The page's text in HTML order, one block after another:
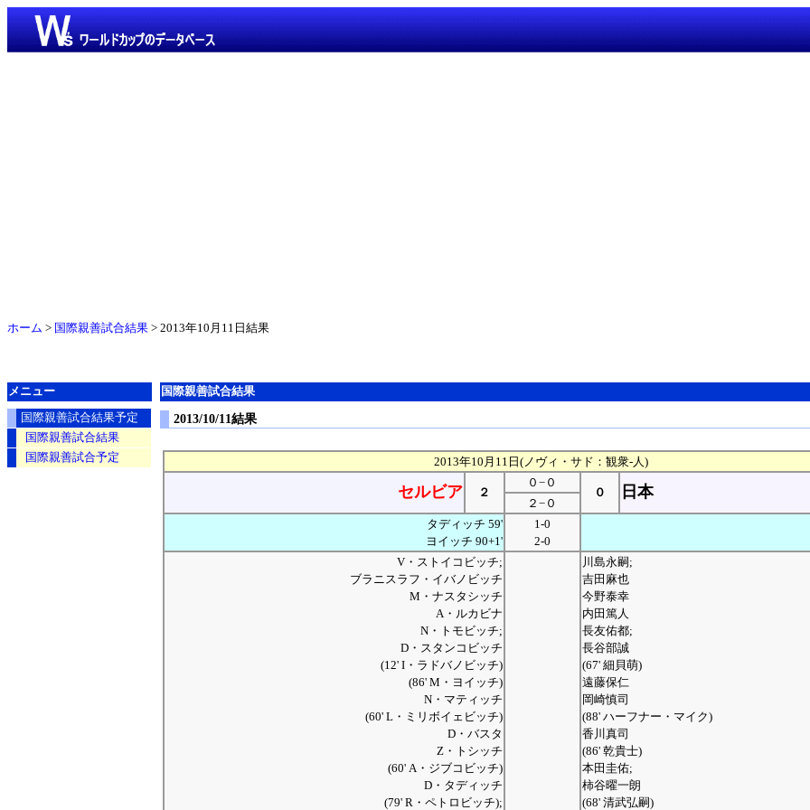
ホーム > 国際親善試合結果 > 2013年10月11日結果
国際親善試合結果
2013/10/11結果
2013年10月11日(ノヴィ・サド：観衆-人)
セルビア ２
０−０
０ 日本
２−０
タディッチ 59'
ヨイッチ 90+1'
1-0
2-0
V・ストイコビッチ;
ブラニスラフ・イバノビッチ
M・ナスタシッチ
A・ルカビナ
N・トモビッチ;
D・スタンコビッチ
(12' I・ラドバノビッチ)
(86' M・ヨイッチ)
N・マティッチ
(60' L・ミリボイェビッチ)
D・バスタ
Z・トシッチ
(60' A・ジブコビッチ)
D・タディッチ
(79' R・ペトロビッチ);
川島永嗣;
吉田麻也
今野泰幸
内田篤人
長友佑都;
長谷部誠
(67' 細貝萌)
遠藤保仁
岡崎慎司
(88' ハーフナー・マイク)
香川真司
(86' 乾貴士)
本田圭佑;
柿谷曜一朗
(68' 清武弘嗣)
メニュー
国際親善試合結果予定
国際親善試合結果
国際親善試合予定